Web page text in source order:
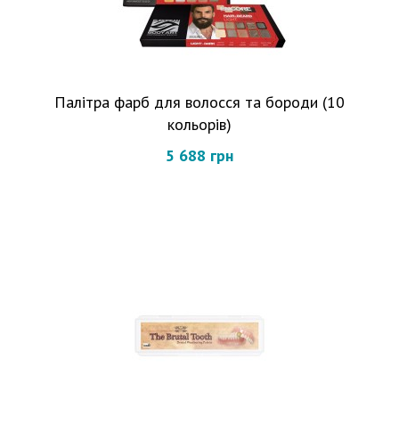
Палітра фарб для волосся та бороди (10
кольорів)
5 688 грн